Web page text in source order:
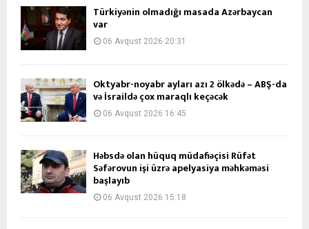
Türkiyənin olmadığı masada Azərbaycan
var
06 Avqust 2026 20:31
Oktyabr-noyabr ayları azı 2 ölkədə – ABŞ-da
və İsraildə çox maraqlı keçəcək
06 Avqust 2026 16:45
Həbsdə olan hüquq müdafiəçisi Rüfət
Səfərovun işi üzrə apelyasiya məhkəməsi
başlayıb
06 Avqust 2026 15:18